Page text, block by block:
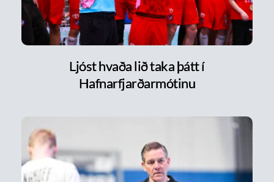
Ljóst hvaða lið taka þátt í
Hafnarfjarðarmótinu